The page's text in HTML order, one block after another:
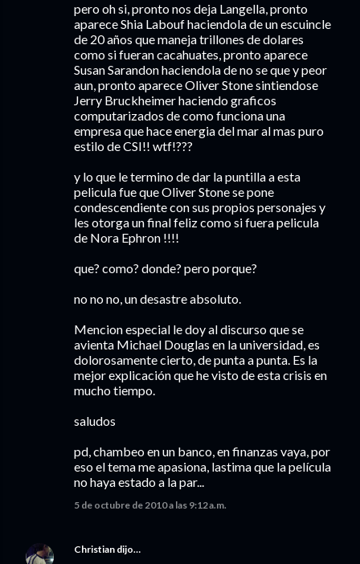
pero oh si, pronto nos deja Langella, pronto
aparece Shia Labouf haciendola de un escuincle
de 20 años que maneja trillones de dolares
como si fueran cacahuates, pronto aparece
Susan Sarandon haciendola de no se que y peor
aun, pronto aparece Oliver Stone sintiendose
Jerry Bruckheimer haciendo graficos
computarizados de como funciona una
empresa que hace energia del mar al mas puro
estilo de CSI!! wtf!???
y lo que le termino de dar la puntilla a esta
pelicula fue que Oliver Stone se pone
condescendiente con sus propios personajes y
les otorga un final feliz como si fuera pelicula
de Nora Ephron !!!!
que? como? donde? pero porque?
no no no, un desastre absoluto.
Mencion especial le doy al discurso que se
avienta Michael Douglas en la universidad, es
dolorosamente cierto, de punta a punta. Es la
mejor explicación que he visto de esta crisis en
mucho tiempo.
saludos
pd, chambeo en un banco, en finanzas vaya, por
eso el tema me apasiona, lastima que la película
no haya estado a la par...
5 de octubre de 2010 a las 9:12 a.m.
Christian dijo…